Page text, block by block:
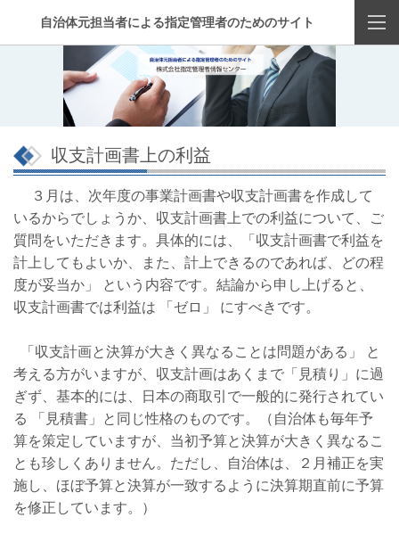
自治体元担当者による指定管理者のためのサイト
収支計画書上の利益
３月は、次年度の事業計画書や収支計画書を作成して
いるからでしょうか、収支計画書上での利益について、ご
質問をいただきます。具体的には、「収支計画書で利益を
計上してもよいか、また、計上できるのであれば、どの程
度が妥当か」 という内容です。結論から申し上げると、
収支計画書では利益は 「ゼロ」 にすべきです。
「収支計画と決算が大きく異なることは問題がある」 と
考える方がいますが、収支計画はあくまで「見積り」に過
ぎず、基本的には、日本の商取引で一般的に発行されてい
る 「見積書」と同じ性格のものです。（自治体も毎年予
算を策定していますが、当初予算と決算が大きく異なるこ
とも珍しくありません。ただし、自治体は、２月補正を実
施し、ほぼ予算と決算が一致するように決算期直前に予算
を修正しています。）